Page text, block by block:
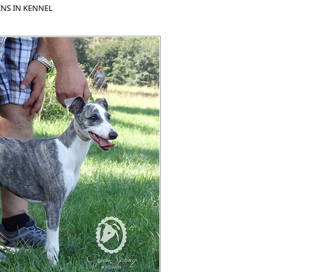
IN KENNEL